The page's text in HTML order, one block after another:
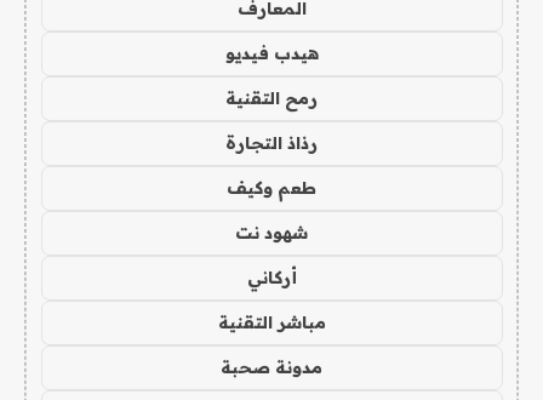
المعارف
هيدب فيديو
رمح التقنية
رذاذ التجارة
طعم وكيف
شهود نت
أركاني
مباشر التقنية
مدونة صحبة